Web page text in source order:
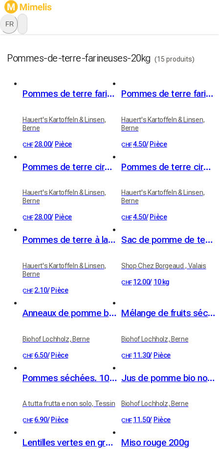
FR
Pommes-de-terre-farineuses-20kg (15 produits)
Pommes de terre farineuses 20kg
Hauert's Kartoffeln & Linsen,
Berne
CHF 28.00/ Pièce
Pommes de terre farineuses (variété Victoria)
Hauert's Kartoffeln & Linsen,
Berne
CHF4.50/ Pièce
Pommes de terre cireuses 20kg
Hauert's Kartoffeln & Linsen,
Berne
CHF 28.00/ Pièce
Pommes de terre cireuses (variété Erika)
Hauert's Kartoffeln & Linsen,
Berne
CHF4.50/ Pièce
Pommes de terre à la cire, pommes de terre à raclette 1kg
Hauert's Kartoffeln & Linsen,
Berne
CHF 2.10/ Pièce
Sac de pomme de terre
Shop Chez Borgeaud , Valais
CHF 12.00/ 10 kg
Anneaux de pomme bio Apfelringli haute-tige 60 g
Biohof Lochholz, Berne
CHF 6.50/ Pièce
Mélange de fruits séchés bio 100 g
Biohof Lochholz, Berne
CHF 11.30/ Pièce
Pommes séchées. 100% fruit
A tutta frutta e non solo, Tessin
CHF 6.90/ Pièce
Jus de pomme bio non filtré de vergers haute-tige, 3 litres
Biohof Lochholz, Berne
CHF 11.50/ Pièce
Lentilles vertes en grand contenant de 25kg Miso rouge 200g